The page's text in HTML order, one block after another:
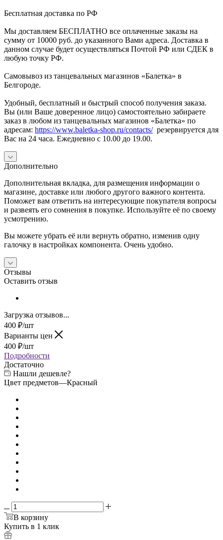
Бесплатная доставка по РФ
Мы доставляем БЕСПЛАТНО все оплаченные заказы на
сумму от 10000 руб. до указанного Вами адреса. Доставка в
данном случае будет осуществляться Почтой РФ или СДЕК в
любую точку РФ.
Самовывоз из танцевальных магазинов «Балетка» в
Белгороде.
Удобный, бесплатный и быстрый способ получения заказа.
Вы (или Ваше доверенное лицо) самостоятельно забираете
заказ в любом из танцевальных магазинов «Балетка» по
адресам: https://www.baletka-shop.ru/contacts/резервируется для
Вас на 24 часа. Ежедневно с 10.00 до 19.00.
Дополнительно
Дополнительная вкладка, для размещения информации о
магазине, доставке или любого другого важного контента.
Поможет вам ответить на интересующие покупателя вопросы
и развеять его сомнения в покупке. Используйте её по своему
усмотрению.
Вы можете убрать её или вернуть обратно, изменив одну
галочку в настройках компонента. Очень удобно.
Отзывы
Оставить отзыв
Загрузка отзывов...
400 ₽/шт
Варианты цен
400 ₽/шт
Подробности
Достаточно
Нашли дешевле?
Цвет предметов—Красный
В корзину
Купить в 1 клик